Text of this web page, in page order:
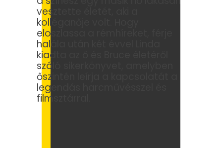
vesztette életét, aki a
kolléganője volt. Hogy
eloszlassa a rémhíreket, férje
halála után két évvel Linda
kiadta az ő és Bruce életéről
szóló sikerkönyvet, amelyben
őszintén leírja a kapcsolatát a
legendás harcművésszel és
filmsztárral.